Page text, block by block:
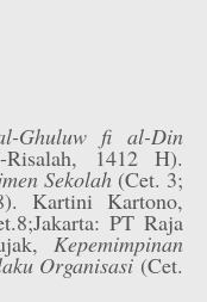
Ghuluw fi al-Din
1412 H).
Sekolah (Cet. 3;
Kartini Kartono,
PT Raja
Kepemimpinan
Organisasi(Cet.